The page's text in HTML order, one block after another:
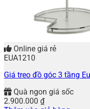
Online giá rẻ
EUA1210
Giá treo đồ góc 3 tầng
Quà ngon giá sốc
2.900.000 ₫